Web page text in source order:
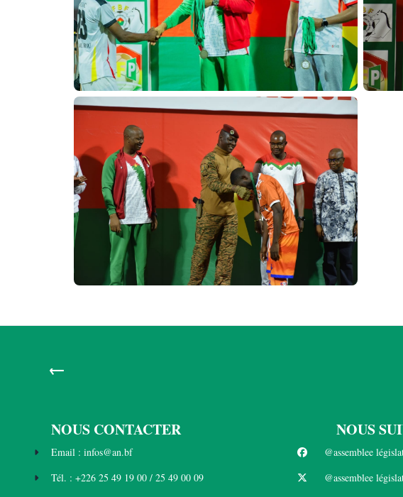
←
NOUS CONTACTER
Email : infos@an.bf
Tél. : +226 25 49 19 00 / 25 49 00 09
NOUS
@assemblee
@assemblee